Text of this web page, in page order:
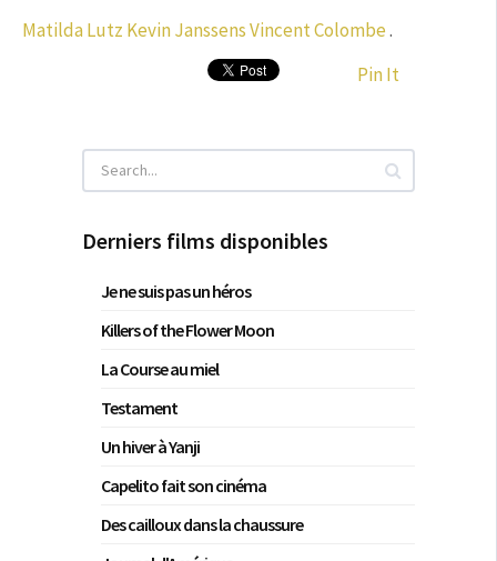
Matilda Lutz Kevin JanssensVincent Colombe.
Pin It
Derniers films disponibles
Je ne suis pas un héros
Killers of the Flower Moon
La Course au miel
Testament
Un hiver à Yanji
Capelito fait son cinéma
Des cailloux dans la chaussure